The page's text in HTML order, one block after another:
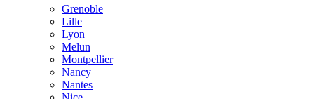
Grenoble
Lille
Lyon
Melun
Montpellier
Nancy
Nantes